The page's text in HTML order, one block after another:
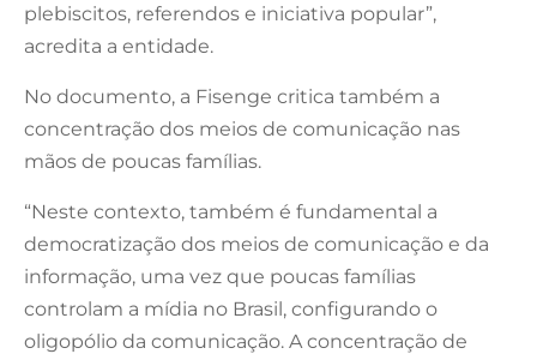
plebiscitos, referendos e iniciativa popular”,
acredita a entidade.
No documento, a Fisenge critica também a
concentração dos meios de comunicação nas
mãos de poucas famílias.
“Neste contexto, também é fundamental a
democratização dos meios de comunicação e da
informação, uma vez que poucas famílias
controlam a mídia no Brasil, configurando o
oligopólio da comunicação. A concentração de